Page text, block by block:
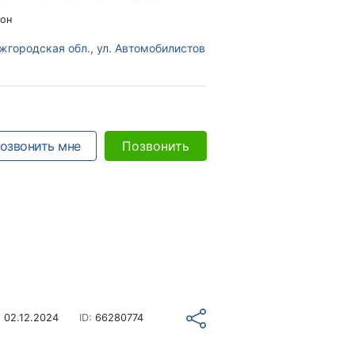
обл., ул. Автомобилистов
мне Позвонить
02.12.2024 ID:66280774